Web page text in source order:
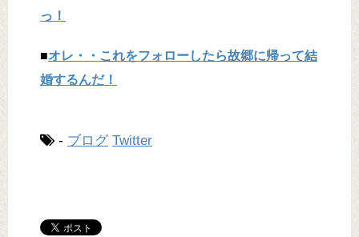
っ！
■オレ・・これをフォローしたら故郷に帰って結
婚するんだ！
- ブログ Twitter